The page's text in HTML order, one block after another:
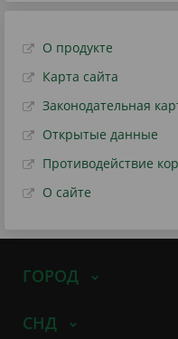
О продукте
Карта сайта
Законодательная
Открытые данные
Противодействие
О сайте
ГОРОД
СНД